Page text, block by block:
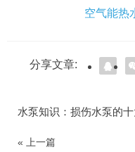
空气能热
分享文章:
水泵知识：损伤水泵的
« 上一篇